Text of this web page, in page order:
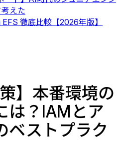
えた
徹底比較【2026年版】
】本番環境の
は？IAMとア
ベストプラク